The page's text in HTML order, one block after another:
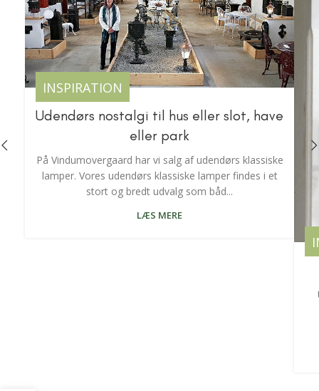
INSPIRATION
Udendørs nostalgi til hus eller slot, have
eller park
På Vindumovergaard har vi salg af udendørs klassiske
lamper. Vores udendørs klassiske lamper findes i et
stort og bredt udvalg som båd...
LÆS MERE